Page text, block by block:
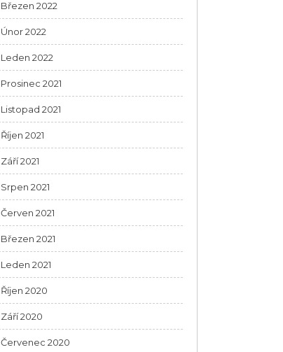
Březen 2022
Únor 2022
Leden 2022
Prosinec 2021
Listopad 2021
Říjen 2021
Září 2021
Srpen 2021
Červen 2021
Březen 2021
Leden 2021
Říjen 2020
Září 2020
Červenec 2020